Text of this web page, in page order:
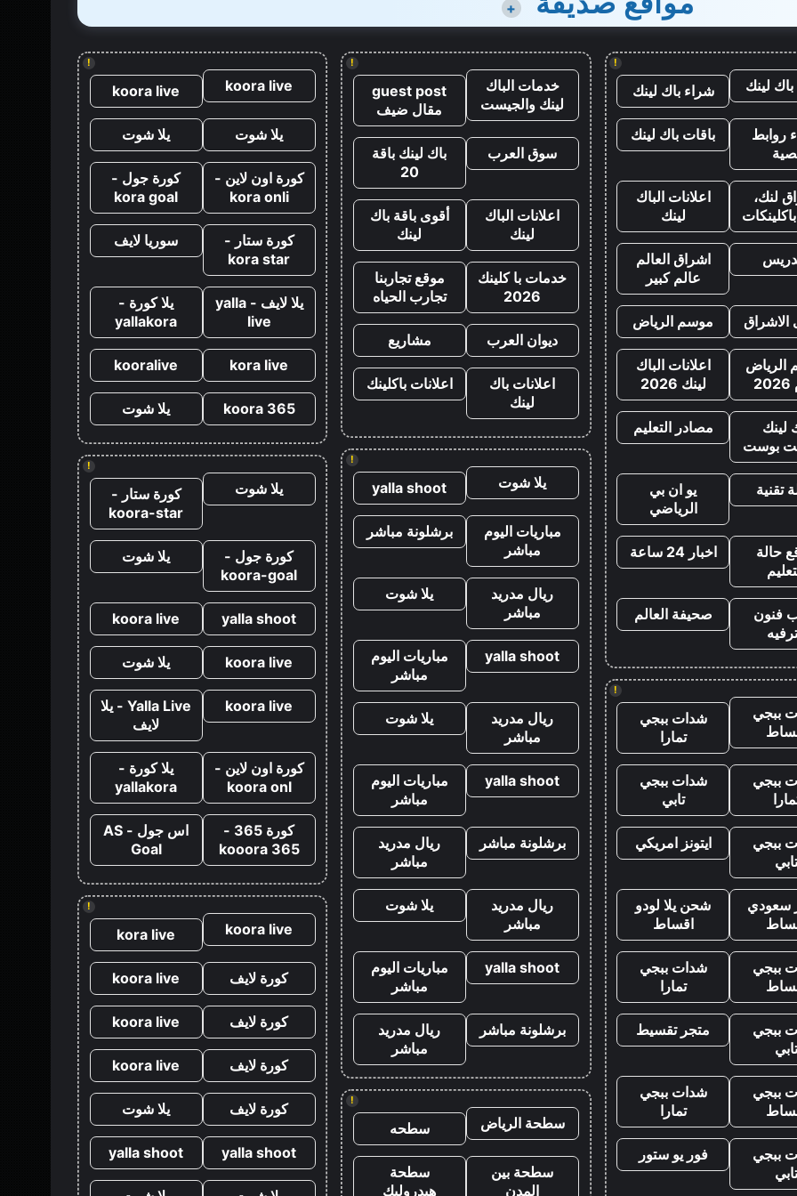
+
!
لينك شراء باك لينك
روابط
باقات باك لينك
لنك،
اعلانات الباك
لينك
اشراق العالم
عالم كبير
الاشراق موسم الرياض
الرياض
اعلانات الباك
لينك 2026
لينك
بوست
مصادر التعليم
تقنية
يو ان بي
الرياضي
حالة
اخبار 24 ساعة
فنون
صحيفة العالم
!
ببجي
شدات ببجي
تمارا
ببجي
شدات ببجي
تابي
ببجي
تابي
ايتونز امريكي
سعودي
شحن يلا لودو
اقساط
ببجي
شدات ببجي
تمارا
ببجي
تابي
متجر تقسيط
ببجي
شدات ببجي
تمارا
ببجي
تابي
فور يو ستور
!
خدمات الباك
لينك والجيست
guest post
مقال ضيف
سوق العرب
باك لينك باقة
20
اعلانات الباك
لينك
أقوى باقة باك
لينك
خدمات با كلينك
2026
موقع تجاربنا
تجارب الحياه
ديوان العرب مشاريع
اعلانات باك
لينك
اعلانات باكلينك
!
يلا شوت yalla shoot
مباريات اليوم
مباشر
برشلونة مباشر
ريال مدريد
مباشر
يلا شوت
yalla shoot
مباريات اليوم
مباشر
ريال مدريد
مباشر
يلا شوت
yalla shoot
مباريات اليوم
مباشر
برشلونة مباشر
ريال مدريد
مباشر
ريال مدريد
مباشر
يلا شوت
yalla shoot
مباريات اليوم
مباشر
برشلونة مباشر
ريال مدريد
مباشر
!
سطحة الرياض سطحه
سطحة بين
المدن
سطحة
هيدروليك
!
koora live
koora live
يلا شوت يلا شوت
كورة اون لاين -
kora onli
كورة جول -
kora goal
كورة ستار -
kora star
سوريا لايف
يلا لايف - yalla
live
يلا كورة -
yallakora
kora live
kooralive
koora 365 يلا شوت
!
يلا شوت
كورة ستار -
koora-star
كورة جول -
koora-goal
يلا شوت
yalla shoot
koora live
koora live يلا شوت
koora live
Yalla Live - يلا
لايف
كورة اون لاين -
koora onl
يلا كورة -
yallakora
كورة 365 -
kooora 365
اس جول - AS
Goal
!
koora live
kora live
كورة لايف koora live
كورة لايف koora live
كورة لايف koora live
كورة لايف يلا شوت
yalla shoot
yalla shoot